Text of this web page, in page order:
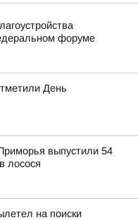
форуме
День
выпустили 54
лосося
на поиски